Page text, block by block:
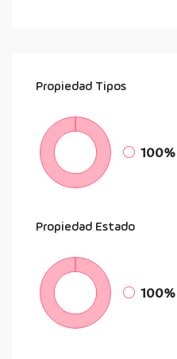
Propiedad Tipos
100%
Propiedad Estado
100%